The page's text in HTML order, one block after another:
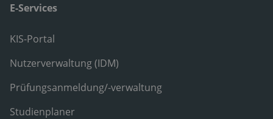
E-Services
KIS-Portal
Nutzerverwaltung (IDM)
Prüfungsanmeldung/-verwaltung
Studienplaner